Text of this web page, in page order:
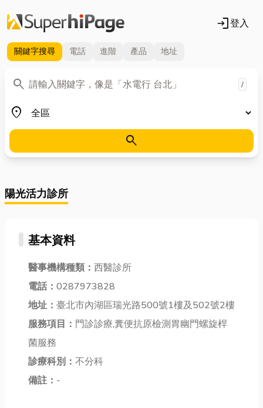
login登入
關鍵字搜尋 電話 進階 產品 地址
search
關鍵字 /
place
地區
search
陽光活力診所
基本資料
醫事機構種類： 西醫診所
電話： 0287973828
地址： 臺北市內湖區瑞光路500號1樓及502號2樓
服務項目： 門診診療,糞便抗原檢測胃幽門螺旋桿
菌服務
診療科別： 不分科
備註： -